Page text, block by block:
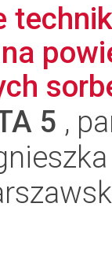
5 ,